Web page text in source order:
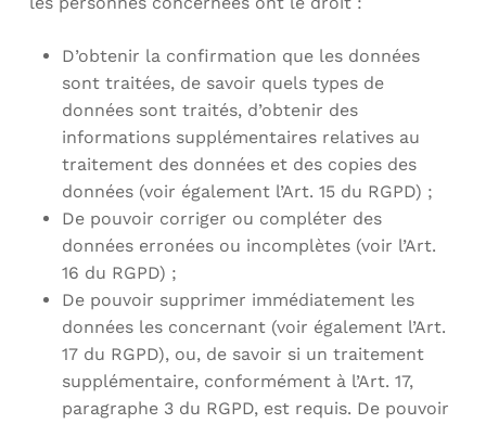
D’obtenir la confirmation que les données
sont traitées, de savoir quels types de
données sont traités, d’obtenir des
informations supplémentaires relatives au
traitement des données et des copies des
données (voir également l’Art. 15 du RGPD) ;
De pouvoir corriger ou compléter des
données erronées ou incomplètes (voir l’Art.
16 du RGPD) ;
De pouvoir supprimer immédiatement les
données les concernant (voir également l’Art.
17 du RGPD), ou, de savoir si un traitement
supplémentaire, conformément à l’Art. 17,
paragraphe 3 du RGPD, est requis. De pouvoir